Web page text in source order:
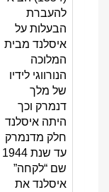
להעברת
הבעלות על
איסלנד מבית
המלוכה
הנורווגי לידיו
של מלך
דנמרק וכך
היתה איסלנד
חלק מדנמרק
עד שנת 1944
שם “לקחה”
איסלנד את